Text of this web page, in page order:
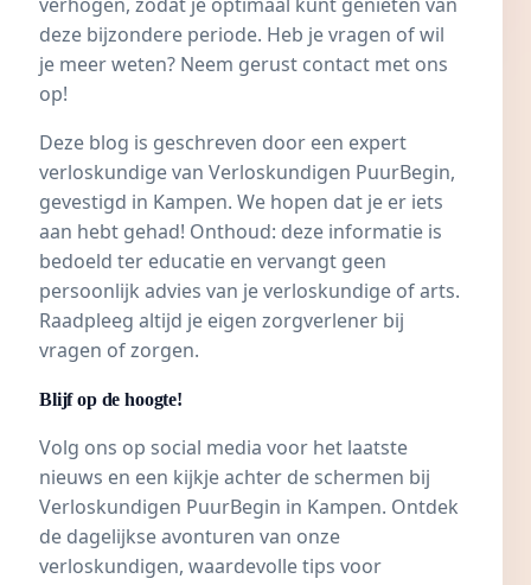
deze bijzondere periode. Heb je vragen of wil
je meer weten? Neem gerust contact met ons
op!
Deze blog is geschreven door een expert
verloskundige van Verloskundigen PuurBegin,
gevestigd in Kampen. We hopen dat je er iets
aan hebt gehad! Onthoud: deze informatie is
bedoeld ter educatie en vervangt geen
persoonlijk advies van je verloskundige of arts.
Raadpleeg altijd je eigen zorgverlener bij
vragen of zorgen.
Blijf op de hoogte!
Volg ons op social media voor het laatste
nieuws en een kijkje achter de schermen bij
Verloskundigen PuurBegin in Kampen. Ontdek
de dagelijkse avonturen van onze
verloskundigen, waardevolle tips voor